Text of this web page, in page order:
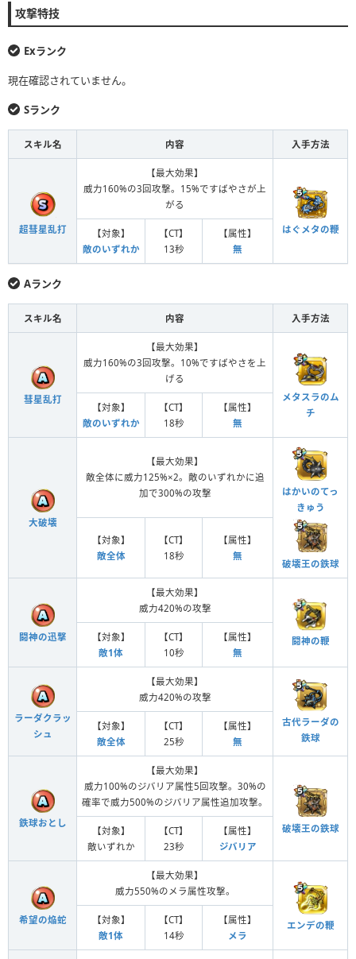
攻撃特技
Exランク
現在確認されていません。
Sランク
スキル名 内容 入手方法
超彗星乱打
【最大効果】
威力160%の3回攻撃。15%ですばやさが上
がる
はぐメタの鞭
【対象】
敵のいずれか
【CT】
13秒
【属性】
無
Aランク
スキル名 内容 入手方法
彗星乱打
【最大効果】
威力160%の3回攻撃。10%ですばやさを上
げる
メタスラのム
チ
【対象】
敵のいずれか
【CT】
18秒
【属性】
無
大破壊
【最大効果】
敵全体に威力125%×2。敵のいずれかに追
加で300%の攻撃
はかいのてっ
きゅう
破壊王の鉄球
【対象】
敵全体
【CT】
18秒
【属性】
無
闘神の迅撃
【最大効果】
威力420%の攻撃
闘神の鞭
【対象】
敵1体
【CT】
10秒
【属性】
無
ラーダクラッ
シュ
【最大効果】
威力420%の攻撃
古代ラーダの
鉄球
【対象】
敵全体
【CT】
25秒
【属性】
無
鉄球おとし
【最大効果】
威力100%のジバリア属性5回攻撃。30%の
確率で威力500%のジバリア属性追加攻撃。
破壊王の鉄球
【対象】
敵いずれか
【CT】
23秒
【属性】
ジバリア
希望の焔蛇
【最大効果】
威力550%のメラ属性攻撃。
エンデの鞭
【対象】
敵1体
【CT】
14秒
【属性】
メラ